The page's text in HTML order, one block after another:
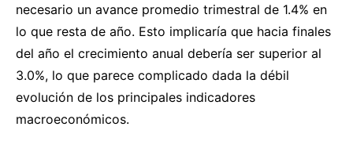
necesario un avance promedio trimestral de 1.4% en
lo que resta de año. Esto implicaría que hacia finales
del año el crecimiento anual debería ser superior al
3.0%, lo que parece complicado dada la débil
evolución de los principales indicadores
macroeconómicos.